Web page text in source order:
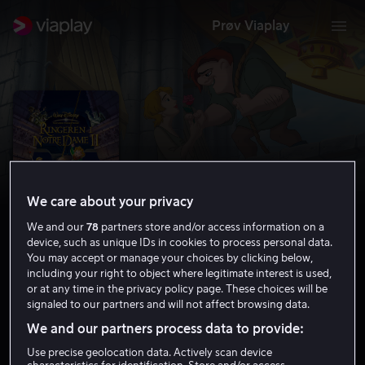
Prøv Viaplay
Ringeren i Notre Dame 2
Tillatt for alle
HD
We care about your privacy
We and our78 partners store and/or access information on a
device, such as unique IDs in cookies to process personal data.
You may accept or manage your choices by clicking below,
including your right to object where legitimate interest is used,
or at any time in the privacy policy page. These choices will be
signaled to our partners and will not affect browsing data.
We and our partners process data to provide:
Use precise geolocation data. Actively scan device